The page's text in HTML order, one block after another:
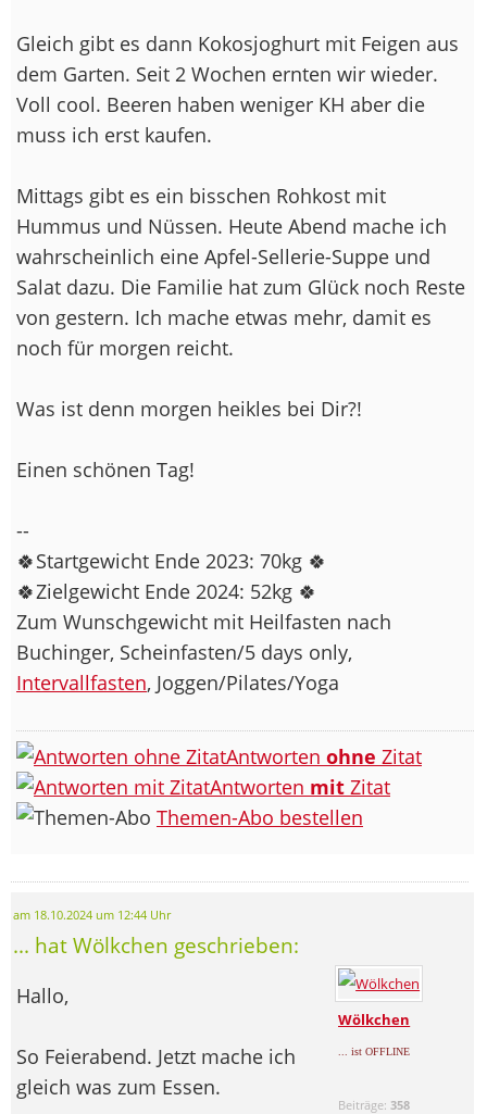
Gleich gibt es dann Kokosjoghurt mit Feigen aus
dem Garten. Seit 2 Wochen ernten wir wieder.
Voll cool. Beeren haben weniger KH aber die
muss ich erst kaufen.
Mittags gibt es ein bisschen Rohkost mit
Hummus und Nüssen. Heute Abend mache ich
wahrscheinlich eine Apfel-Sellerie-Suppe und
Salat dazu. Die Familie hat zum Glück noch Reste
von gestern. Ich mache etwas mehr, damit es
noch für morgen reicht.
Was ist denn morgen heikles bei Dir?!
Einen schönen Tag!
--
🍀Startgewicht Ende 2023: 70kg 🍀
🍀Zielgewicht Ende 2024: 52kg 🍀
Zum Wunschgewicht mit Heilfasten nach
Buchinger, Scheinfasten/5 days only,
Intervallfasten, Joggen/Pilates/Yoga
Antworten ohne Zitat
Antworten mit Zitat
Themen-Abo bestellen
am 18.10.2024 um 12:44 Uhr
... hat Wölkchen geschrieben:
Wölkchen
... ist OFFLINE
Beiträge:358
Hallo,
So Feierabend. Jetzt mache ich
gleich was zum Essen.